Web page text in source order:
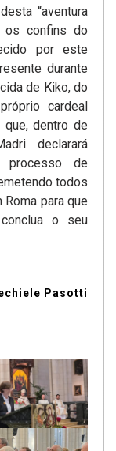
“aventura
os confins do
por este
durante
de Kiko, do
cardeal
que, dentro de
declarará
processo de
todos
para que
o seu
Pasotti